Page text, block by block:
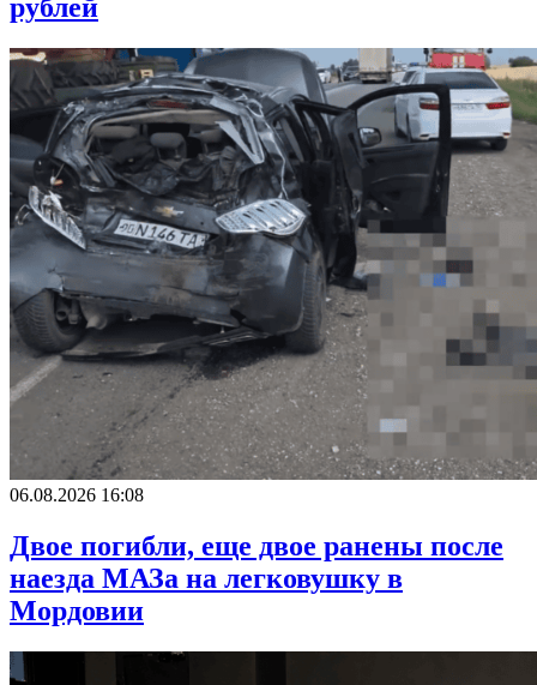
рублей
06.08.2026 16:08
Двое погибли, еще двое ранены после
наезда МАЗа на легковушку в
Мордовии